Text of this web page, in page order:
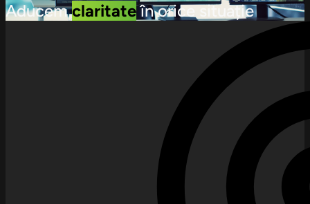
Aducemclaritateîn orice situație